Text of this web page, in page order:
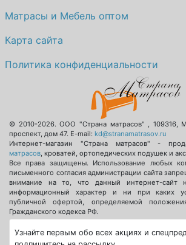
Матрасы и Мебель оптом
Карта сайта
Политика конфиденциальности
© 2010-2026.ООО "Страна матрасов" 109316,
проспект, дом 47. E-mail: kd@stranamatrasov.ru
Интернет-магазин "Страна матрасов" -
матрасов , кроватей, ортопедических подушек и
Все права защищены. Использование любых
письменного согласия администрации сайта
внимание на то, что данный интернет-сайт
информационный характер и ни при каких
публичной офертой, определяемой
Гражданского кодекса РФ.
Узнайте первым обо всех акциях и